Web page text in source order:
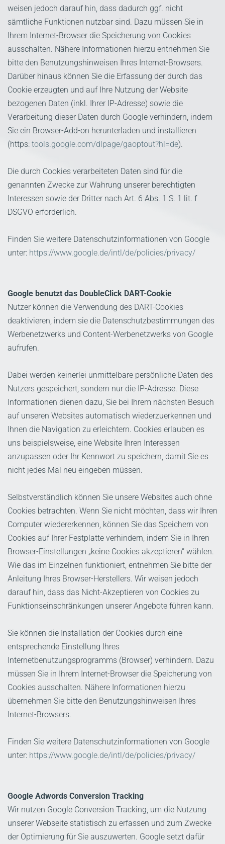
weisen jedoch darauf hin, dass dadurch ggf. nicht
sämtliche Funktionen nutzbar sind. Dazu müssen Sie in
Ihrem Internet-Browser die Speicherung von Cookies
ausschalten. Nähere Informationen hierzu entnehmen Sie
bitte den Benutzungshinweisen Ihres Internet-Browsers.
Darüber hinaus können Sie die Erfassung der durch das
Cookie erzeugten und auf Ihre Nutzung der Website
bezogenen Daten (inkl. Ihrer IP-Adresse) sowie die
Verarbeitung dieser Daten durch Google verhindern, indem
Sie ein Browser-Add-on herunterladen und installieren
(https: tools.google.com/dlpage/gaoptout?hl=de).
Die durch Cookies verarbeiteten Daten sind für die
genannten Zwecke zur Wahrung unserer berechtigten
Interessen sowie der Dritter nach Art. 6 Abs. 1 S. 1 lit. f
DSGVO erforderlich.
Finden Sie weitere Datenschutzinformationen von Google
unter: https://www.google.de/intl/de/policies/privacy/
Google benutzt das DoubleClick DART-Cookie
Nutzer können die Verwendung des DART-Cookies
deaktivieren, indem sie die Datenschutzbestimmungen des
Werbenetzwerks und Content-Werbenetzwerks von Google
aufrufen.
Dabei werden keinerlei unmittelbare persönliche Daten des
Nutzers gespeichert, sondern nur die IP-Adresse. Diese
Informationen dienen dazu, Sie bei Ihrem nächsten Besuch
auf unseren Websites automatisch wiederzuerkennen und
Ihnen die Navigation zu erleichtern. Cookies erlauben es
uns beispielsweise, eine Website Ihren Interessen
anzupassen oder Ihr Kennwort zu speichern, damit Sie es
nicht jedes Mal neu eingeben müssen.
Selbstverständlich können Sie unsere Websites auch ohne
Cookies betrachten. Wenn Sie nicht möchten, dass wir Ihren
Computer wiedererkennen, können Sie das Speichern von
Cookies auf Ihrer Festplatte verhindern, indem Sie in Ihren
Browser-Einstellungen „keine Cookies akzeptieren“ wählen.
Wie das im Einzelnen funktioniert, entnehmen Sie bitte der
Anleitung Ihres Browser-Herstellers. Wir weisen jedoch
darauf hin, dass das Nicht-Akzeptieren von Cookies zu
Funktionseinschränkungen unserer Angebote führen kann.
Sie können die Installation der Cookies durch eine
entsprechende Einstellung Ihres
Internetbenutzungsprogramms (Browser) verhindern. Dazu
müssen Sie in Ihrem Internet-Browser die Speicherung von
Cookies ausschalten. Nähere Informationen hierzu
übernehmen Sie bitte den Benutzungshinweisen Ihres
Internet-Browsers.
Finden Sie weitere Datenschutzinformationen von Google
unter: https://www.google.de/intl/de/policies/privacy/
Google Adwords Conversion Tracking
Wir nutzen Google Conversion Tracking, um die Nutzung
unserer Webseite statistisch zu erfassen und zum Zwecke
der Optimierung für Sie auszuwerten. Google setzt dafür